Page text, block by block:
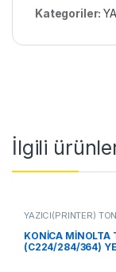
Kategoriler:
İlgili
YAZICI(PRİNTER)
KONİCA MİNOLTA
(C224/284/364)